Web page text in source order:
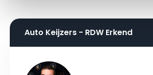
Auto Keijzers - RDW Erkend